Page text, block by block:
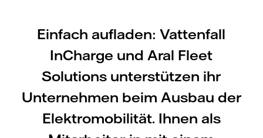
Einfach aufladen: Vattenfall
InCharge und Aral Fleet
Solutions unterstützen ihr
Unternehmen beim Ausbau der
Elektromobilität. Ihnen als